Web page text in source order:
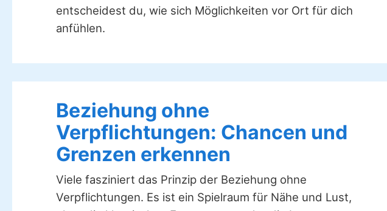
entscheidest du, wie sich Möglichkeiten vor Ort für dich
anfühlen.
Beziehung ohne
Verpflichtungen: Chancen und
Grenzen erkennen
Viele fasziniert das Prinzip der Beziehung ohne
Verpflichtungen. Es ist ein Spielraum für Nähe und Lust,